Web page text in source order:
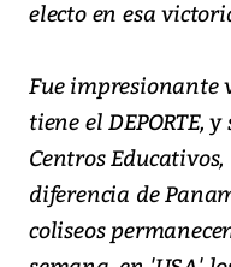
electo en esa
Fue impresionante
tiene el DEPORTE,
Centros
diferencia de
coliseos